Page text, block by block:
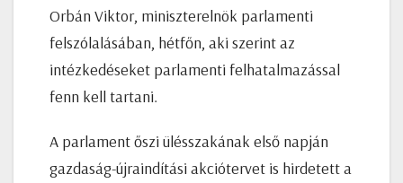
Orbán Viktor, miniszterelnök parlamenti
felszólalásában, hétfőn, aki szerint az
intézkedéseket parlamenti felhatalmazással
fenn kell tartani.
A parlament őszi ülésszakának első napján
gazdaság-újraindítási akciótervet is hirdetett a